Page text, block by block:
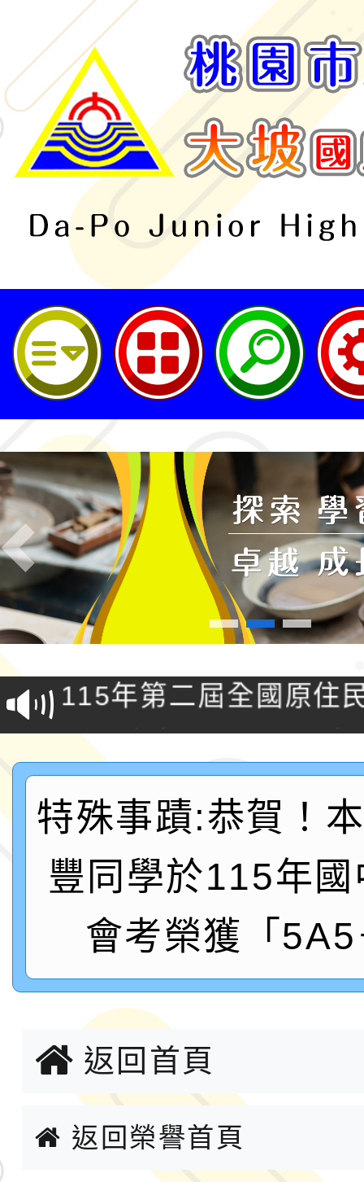
桃園市立大坡國民中學
Previous
轉知桃園市政府交通局
共運輸服務，鼓勵民眾
桃「我的減碳存摺2.0
案，詳如說明，請參閱
115年第二屆全國原住
2026年新北亞洲盃暨
鐵人三項錦標賽
桃園市115學年度學生
「2026年『王牌愛／
運動系列徵選頒獎典禮
成果展」
2026城鎮韌性防空演習
桃園市大溪自造教育
融平台-教案暨教學示
115學年度「學習扶助
計畫子計畫十一-2：國
小時認證研習計畫」
115年度「教育部表揚
義教育推展貢獻獎」實
轉知桃園市政府交通局
共運輸服務，鼓勵民眾
115年第二屆全國原住
特殊事蹟:恭賀！
豐同學於115年
會考榮獲「
返回首頁
返回榮譽首頁